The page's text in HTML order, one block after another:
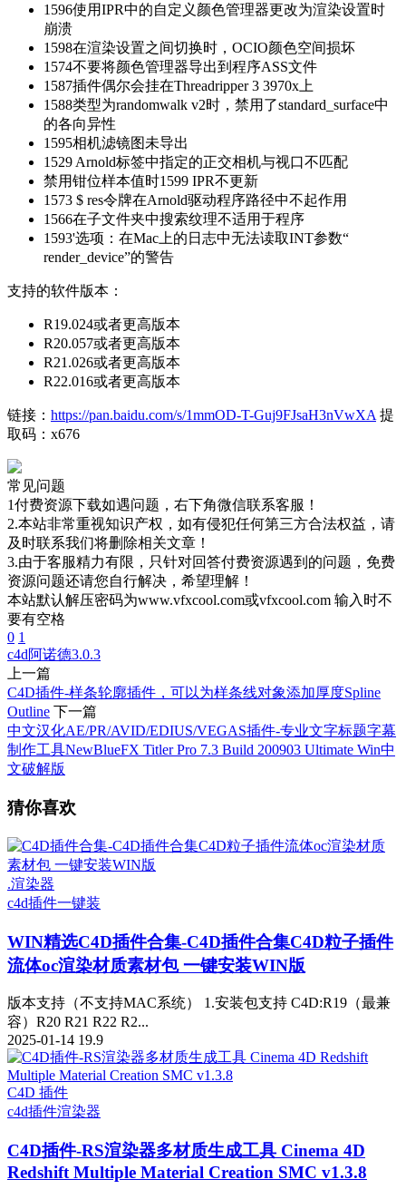
1596使用IPR中的自定义颜色管理器更改为渲染设置时
崩溃
1598在渲染设置之间切换时，OCIO颜色空间损坏
1574不要将颜色管理器导出到程序ASS文件
1587插件偶尔会挂在Threadripper 3 3970x上
1588类型为randomwalk v2时，禁用了standard_surface中
的各向异性
1595相机滤镜图未导出
1529 Arnold标签中指定的正交相机与视口不匹配
禁用钳位样本值时1599 IPR不更新
1573 $ res令牌在Arnold驱动程序路径中不起作用
1566在子文件夹中搜索纹理不适用于程序
1593'选项：在Mac上的日志中无法读取INT参数“
render_device”的警告
支持的软件版本：
R19.024或者更高版本
R20.057或者更高版本
R21.026或者更高版本
R22.016或者更高版本
链接： https://pan.baidu.com/s/1mmOD-T-Guj9FJsaH3nVwXA 提
取码：x676
常见问题
1付费资源下载如遇问题，右下角微信联系客服！
2.本站非常重视知识产权，如有侵犯任何第三方合法权益，请
及时联系我们将删除相关文章！
3.由于客服精力有限，只针对回答付费资源遇到的问题，免费
资源问题还请您自行解决，希望理解！
本站默认解压密码为www.vfxcool.com或vfxcool.com 输入时不
要有空格
0 1
c4d阿诺德3.0.3
上一篇
C4D插件-样条轮廓插件，可以为样条线对象添加厚度Spline
Outline 下一篇
中文汉化AE/PR/AVID/EDIUS/VEGAS插件-专业文字标题字幕
制作工具NewBlueFX Titler Pro 7.3 Build 200903 Ultimate Win中
文破解版
猜你喜欢
.渲染器
c4d插件一键装
WIN精选C4D插件合集-C4D插件合集C4D粒子插件
流体oc渲染材质素材包 一键安装WIN版
版本支持（不支持MAC系统） 1.安装包支持 C4D:R19（最兼
容）R20 R21 R22 R2...
2025-01-14 19.9
C4D 插件
c4d插件渲染器
C4D插件-RS渲染器多材质生成工具 Cinema 4D
Redshift Multiple Material Creation SMC v1.3.8